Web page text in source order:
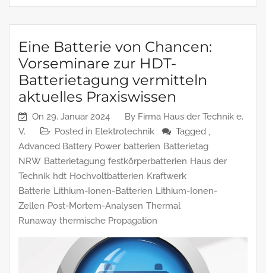
Eine Batterie von Chancen:
Vorseminare zur HDT-
Batterietagung vermitteln
aktuelles Praxiswissen
On 29. Januar 2024 By Firma Haus der Technik e.
V.
Posted in Elektrotechnik
Tagged ,
Advanced Battery Power batterien Batterietag
NRW Batterietagung festkörperbatterien Haus der
Technik hdt Hochvoltbatterien Kraftwerk
Batterie Lithium-Ionen-Batterien Lithium-Ionen-
Zellen Post-Mortem-Analysen Thermal
Runaway thermische Propagation